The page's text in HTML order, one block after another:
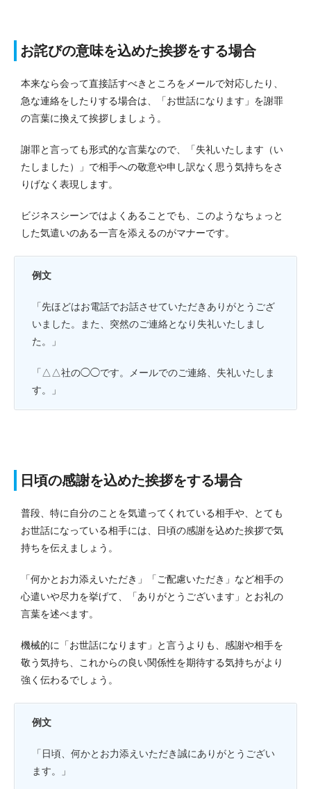
お詫びの意味を込めた挨拶をする場合
本来なら会って直接話すべきところをメールで対応したり、
急な連絡をしたりする場合は、「お世話になります」を謝罪
の言葉に換えて挨拶しましょう。
謝罪と言っても形式的な言葉なので、「失礼いたします（い
たしました）」で相手への敬意や申し訳なく思う気持ちをさ
りげなく表現します。
ビジネスシーンではよくあることでも、このようなちょっと
した気遣いのある一言を添えるのがマナーです。
例文
「先ほどはお電話でお話させていただきありがとうござ
いました。また、突然のご連絡となり失礼いたしまし
た。」
「△△社の◯◯です。メールでのご連絡、失礼いたしま
す。」
日頃の感謝を込めた挨拶をする場合
普段、特に自分のことを気遣ってくれている相手や、とても
お世話になっている相手には、日頃の感謝を込めた挨拶で気
持ちを伝えましょう。
「何かとお力添えいただき」「ご配慮いただき」など相手の
心遣いや尽力を挙げて、「ありがとうございます」とお礼の
言葉を述べます。
機械的に「お世話になります」と言うよりも、感謝や相手を
敬う気持ち、これからの良い関係性を期待する気持ちがより
強く伝わるでしょう。
例文
「日頃、何かとお力添えいただき誠にありがとうござい
ます。」